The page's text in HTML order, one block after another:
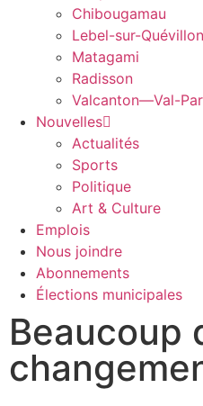
Chibougamau
Lebel-sur-Quévillon
Matagami
Radisson
Valcanton—Val-
Nouvelles
Actualités
Sports
Politique
Art & Culture
Emplois
Nous joindre
Abonnements
Élections municipales
Beaucoup